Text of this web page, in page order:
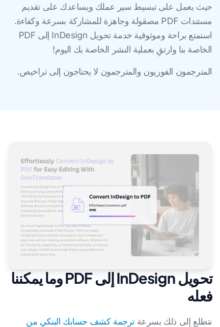
حيث يعمل على تبسيط سير عملك ويساعدك على تقديم
مستندات PDF مصقولة وجاهزة للمشاركة بسرعة وكفاءة.
استمتع براحة وموثوقية خدمة تحويل InDesign إلى PDF
الخاصة بنا وارتقِ بعملية النشر الخاصة بك اليوم!
المترجمون الفوريون والمترجمون لا يحتاجون إلى تراخيص.
تحويل InDesign إلى PDF وما يمكننا
فعله
نتطلع إلى ذلك بسرعة ترجمة كشف حسابك البنكي من